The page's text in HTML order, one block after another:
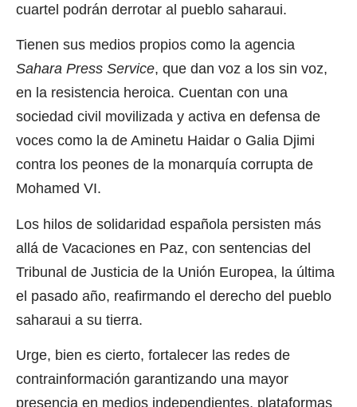
cuartel podrán derrotar al pueblo saharaui.
Tienen sus medios propios como la agencia
Sahara Press Service, que dan voz a los sin voz,
en la resistencia heroica. Cuentan con una
sociedad civil movilizada y activa en defensa de
voces como la de Aminetu Haidar o Galia Djimi
contra los peones de la monarquía corrupta de
Mohamed VI.
Los hilos de solidaridad española persisten más
allá de Vacaciones en Paz, con sentencias del
Tribunal de Justicia de la Unión Europea, la última
el pasado año, reafirmando el derecho del pueblo
saharaui a su tierra.
Urge, bien es cierto, fortalecer las redes de
contrainformación garantizando una mayor
presencia en medios independientes, plataformas